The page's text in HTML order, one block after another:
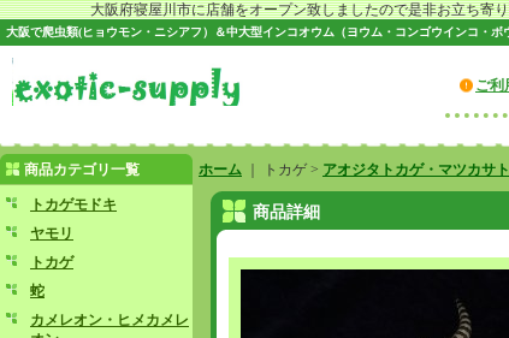
大阪府寝屋川市に店舗をオープン致しましたので是非お立ち寄り
大阪で爬虫類(ヒョウモン・ニシアフ）＆中大型インコオウム（ヨウム・コンゴウインコ・ボ
ご利
商品カテゴリ一覧
トカゲモドキ
ヤモリ
トカゲ
蛇
カメレオン・ヒメカメレ
ホーム ｜ トカゲ > アオジタトカゲ・マツカサ
商品詳細